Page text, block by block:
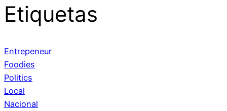
Etiquetas
Entrepeneur
Foodies
Politics
Local
Nacional